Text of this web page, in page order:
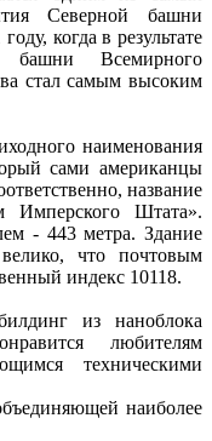
Северной башни
когда в результате
башни Всемирного
стал самым высоким
наименования
сами американцы
название
Штата».
- 443 метра. Здание
что почтовым
индекс 10118.
из наноблока
любителям
техническими
наиболее